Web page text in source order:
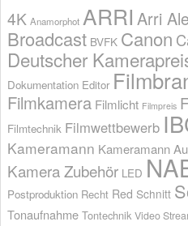
4K Anamorphot ARRI Arri
Broadcast BVFK Canon
Deutscher
Dokumentation Editor
Filmkamera Filmlicht Filmpreis
Filmtechnik Filmwettbewerb
Kameramann Kameramann
Kamera Zubehör LED
Postproduktion Recht Red Schnitt
Tonaufnahme Tontechnik Video